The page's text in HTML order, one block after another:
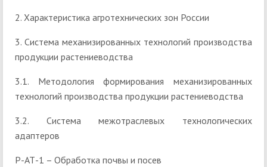
2. Характеристика агротехнических зон России
3. Система механизированных технологий производства
продукции растениеводства
3.1. Методология формирования механизированных
технологий производства продукции растениеводства
3.2. Система межотраслевых технологических
адаптеров
Р-АТ-1 – Обработка почвы и посев